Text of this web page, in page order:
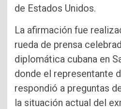
de Estados Unidos.
La afirmación fue
rueda de prensa
diplomática cubana en
donde el representante
respondió a preguntas
la situación actual del